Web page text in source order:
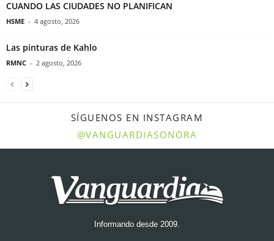
CUANDO LAS CIUDADES NO PLANIFICAN
HSME - 4 agosto, 2026
Las pinturas de Kahlo
RMNC - 2 agosto, 2026
SÍGUENOS EN INSTAGRAM
@VANGUARDIASONORA
Informando desde 2009.